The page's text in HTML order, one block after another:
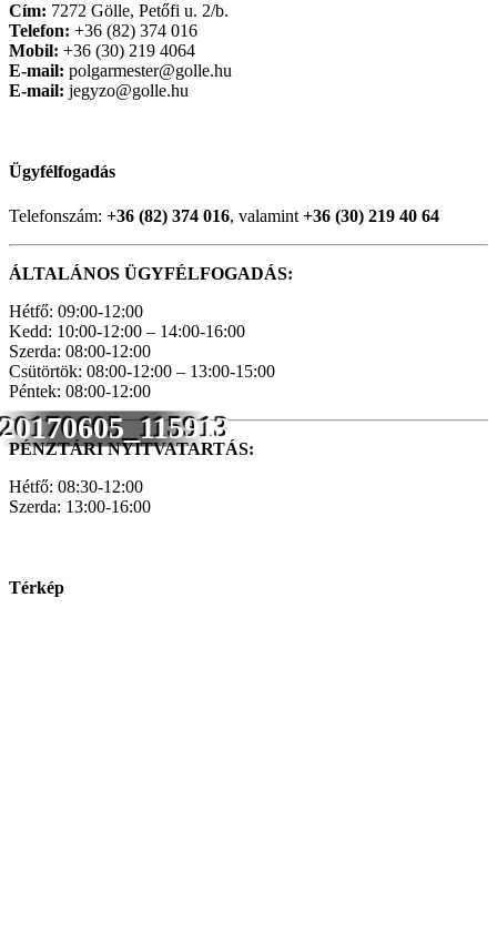
20170605_115913
Cím: 7272 Gölle, Petőfi u. 2/b.
Telefon: +36 (82) 374 016
Mobil: +36 (30) 219 4064
E-mail: polgarmester@golle.hu
E-mail: jegyzo@golle.hu
Ügyfélfogadás
Telefonszám: +36 (82) 374 016, valamint +36 (30) 219 40 64
ÁLTALÁNOS ÜGYFÉLFOGADÁS:
Hétfő: 09:00-12:00
Kedd: 10:00-12:00 – 14:00-16:00
Szerda: 08:00-12:00
Csütörtök: 08:00-12:00 – 13:00-15:00
Péntek: 08:00-12:00
PÉNZTÁRI NYITVATARTÁS:
Hétfő: 08:30-12:00
Szerda: 13:00-16:00
Térkép